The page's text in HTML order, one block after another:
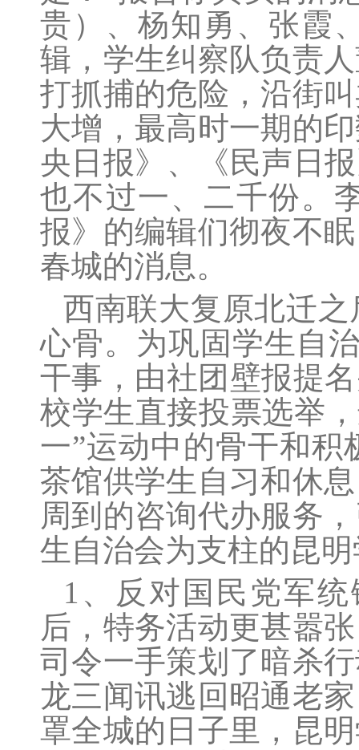
贵）、杨知勇、张霞
辑，学生纠察队负责
打抓捕的危险，沿街
大增，最高时一期的
央日报》、《民声日
也不过一、二千份。
报》的编辑们彻夜不
春城的消息。
西南联大复原北迁
心骨。为巩固学生自
干事，由社团壁报提
校学生直接投票选举
一”运动中的骨干和
茶馆供学生自习和休
周到的咨询代办服务
生自治会为支柱的昆
1、反对国民党军
后，特务活动更甚嚣
司令一手策划了暗杀
龙三闻讯逃回昭通老
罩全城的日子里，昆